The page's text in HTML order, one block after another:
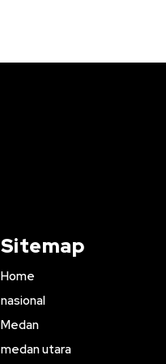
Sitemap
Home
nasional
Medan
medan utara